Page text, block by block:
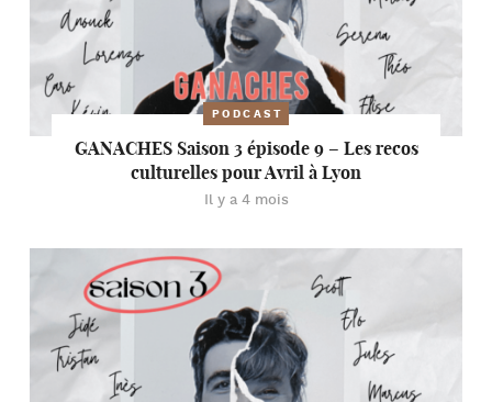
PODCAST
GANACHES Saison 3 épisode 9 – Les recos
culturelles pour Avril à Lyon
Il y a 4 mois